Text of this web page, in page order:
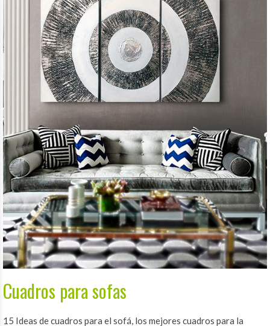
Cuadros para sofas
15 Ideas de cuadros para el sofá, los mejores cuadros para la